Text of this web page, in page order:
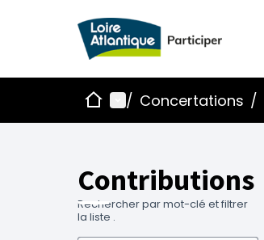
AccueilMenu principal
/ Concertations /
Contributions
Rechercher par mot-clé et filtrer
la liste .